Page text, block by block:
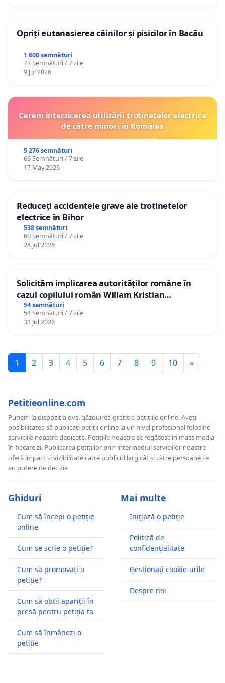
Opriți eutanasierea câinilor și pisicilor în Bacău
1 600 semnături
72 Semnături / 7 zile
9 Jul 2026
Cerem interzicerea utilizării trotinetelor electrice
de către minori în România
5 276 semnături
66 Semnături / 7 zile
17 May 2026
Reduceți accidentele grave ale trotinetelor
electrice în Bihor
538 semnături
60 Semnături / 7 zile
28 Jul 2026
Solicităm implicarea autorităților române în
cazul copilului român Wiliam Kristian
Gheorghe, aflat în plasament în Danemarca de
12 ani
54 semnături
54 Semnături / 7 zile
31 Jul 2026
1 2 3 4 5 6 7 8 9 10 »
Petitieonline.com
Punem la dispoziția dvs. găzduirea gratis a petițiile online. Aveți
posibilitatea să publicați petiții online la un nivel profesional folosind
serviciile noastre dedicate. Petițiile noastre se regăsesc în mass media
în fiecare zi. Publicarea petițiilor prin intermediul serviciilor noastre
oferă impact și vizibilitate către publicul larg cât și către persoane ce
au putere de decizie
Ghiduri
Cum să începi o petiție
online
Cum se scrie o petiție?
Cum să promovați o
petiție?
Cum să obții apariții în
presă pentru petiția ta
Cum să înmânezi o
petiție
Mai multe
Inițiază o petiție
Politică de
confidențialitate
Gestionați cookie-urile
Despre noi